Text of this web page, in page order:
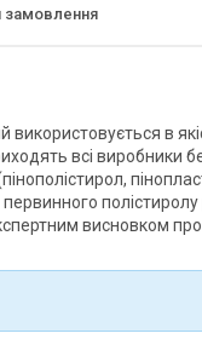
замовлення
використовується в
всі виробники
висновком про